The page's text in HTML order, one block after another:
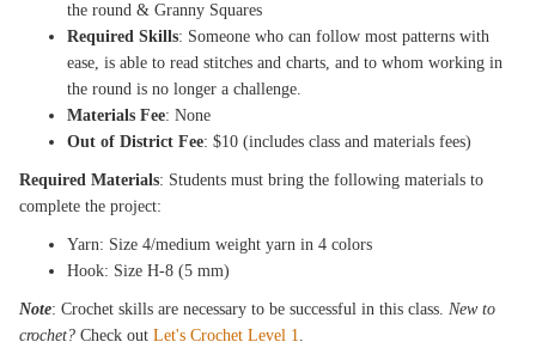
the round & Granny Squares
Required Skills: Someone who can follow most patterns with
ease, is able to read stitches and charts, and to whom working in
the round is no longer a challenge.
Materials Fee: None
Out of District Fee: $10 (includes class and materials fees)
Required Materials: Students must bring the following materials to
complete the project:
Yarn: Size 4/medium weight yarn in 4 colors
Hook: Size H-8 (5 mm)
Note: Crochet skills are necessary to be successful in this class.New to
crochet? Check outLet's Crochet Level 1.